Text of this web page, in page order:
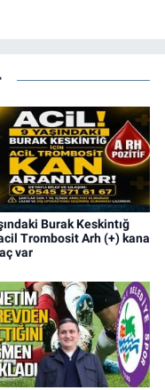
Burak Keskintığ
Trombosit Arh (+) kana
var